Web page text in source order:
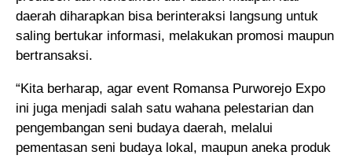
daerah diharapkan bisa berinteraksi langsung untuk
saling bertukar informasi, melakukan promosi maupun
bertransaksi.
“Kita berharap, agar event Romansa Purworejo Expo
ini juga menjadi salah satu wahana pelestarian dan
pengembangan seni budaya daerah, melalui
pementasan seni budaya lokal, maupun aneka produk